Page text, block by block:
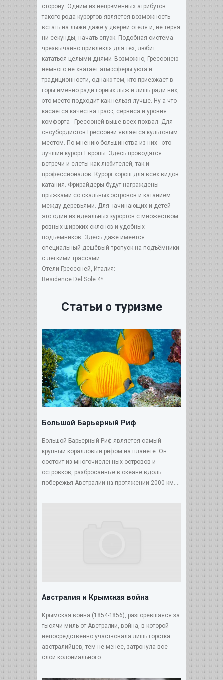
сторону. Одним из непременных атрибутов
такого рода курортов является возможность
встать на лыжи даже у дверей отеля и, не теряя
ни секунды, начать спуск. Подобная система
чрезвычайно привлекла для тех, любит
кататься целыми днями. Возможно, Грессонею
немного не хватает атмосферы уюта и
традиционности, однако тем, кто приезжает в
горы именно ради горных лыж и лишь ради них,
это место подходит как нельзя лучше. Ну а что
касается качества трасс, сервиса и уровня
комфорта - Грессоней выше всех похвал. Для
сноубордистов Грессоней является культовым
местом. По мнению большинства из них - это
лучший курорт Европы. Здесь проводятся
встречи и слеты как любителей, так и
профессионалов. Курорт хорош для всех видов
катания. Фрирайдеры будут награждены
прыжками со скальных островов и катанием
между деревьями. Для начинающих и детей -
это один из идеальных курортов с множеством
ровных широких склонов и удобных
подъемников. Здесь даже имеется
специальный дешёвый пропуск на подъёмники
с лёгкими трассами.
Отели Грессоней, Италия:
Residence Del Sole 4*
Статьи о туризме
Большой Барьерный Риф
Большой Барьерный Риф является самый
крупный коралловый рифом на планете. Он
состоит из многочисленных островов и
островков, разбросанные в океане вдоль
побережья Австралии на протяжении 2000 км....
Австралия и Крымская война
Крымская война (1854-1856), разгоревшаяся за
тысячи миль от Австралии, война, в которой
непосредственно участвовала лишь горстка
австралийцев, тем не менее, затронула все
слои колониального...